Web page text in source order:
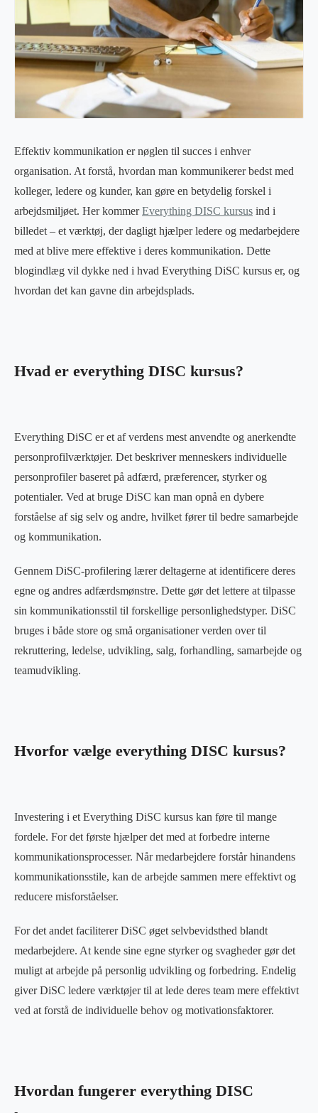
Effektiv kommunikation er nøglen til succes i enhver
organisation. At forstå, hvordan man kommunikerer bedst med
kolleger, ledere og kunder, kan gøre en betydelig forskel i
arbejdsmiljøet. Her kommerEverything DISC kursus ind i
billedet – et værktøj, der dagligt hjælper ledere og medarbejdere
med at blive mere effektive i deres kommunikation. Dette
blogindlæg vil dykke ned i hvad Everything DiSC kursus er, og
hvordan det kan gavne din arbejdsplads.
Hvad er everything DISC kursus?
Everything DiSC er et af verdens mest anvendte og anerkendte
personprofilværktøjer. Det beskriver menneskers individuelle
personprofiler baseret på adfærd, præferencer, styrker og
potentialer. Ved at bruge DiSC kan man opnå en dybere
forståelse af sig selv og andre, hvilket fører til bedre samarbejde
og kommunikation.
Gennem DiSC-profilering lærer deltagerne at identificere deres
egne og andres adfærdsmønstre. Dette gør det lettere at tilpasse
sin kommunikationsstil til forskellige personlighedstyper. DiSC
bruges i både store og små organisationer verden over til
rekruttering, ledelse, udvikling, salg, forhandling, samarbejde og
teamudvikling.
Hvorfor vælge everything DISC kursus?
Investering i et Everything DiSC kursus kan føre til mange
fordele. For det første hjælper det med at forbedre interne
kommunikationsprocesser. Når medarbejdere forstår hinandens
kommunikationsstile, kan de arbejde sammen mere effektivt og
reducere misforståelser.
For det andet faciliterer DiSC øget selvbevidsthed blandt
medarbejdere. At kende sine egne styrker og svagheder gør det
muligt at arbejde på personlig udvikling og forbedring. Endelig
giver DiSC ledere værktøjer til at lede deres team mere effektivt
ved at forstå de individuelle behov og motivationsfaktorer.
Hvordan fungerer everything DISC